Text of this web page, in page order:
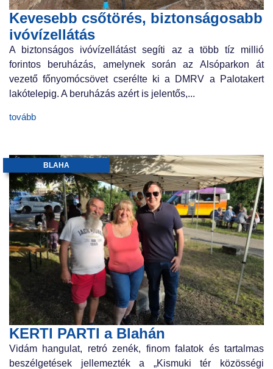
Kevesebb csőtörés, biztonságosabb
ivóvízellátás
A biztonságos ivóvízellátást segíti az a több tíz millió
forintos beruházás, amelynek során az Alsóparkon át
vezető főnyomócsövet cserélte ki a DMRV a Palotakert
lakótelepig. A beruházás azért is jelentős,...
tovább
KERTI PARTI a Blahán
BLAHA
Vidám hangulat, retró zenék, finom falatok és tartalmas
beszélgetések jellemezték a „Kismuki tér közösségi